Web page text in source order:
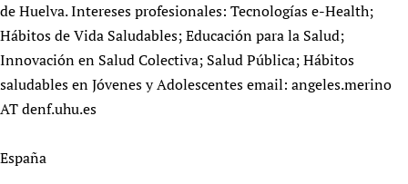
de Huelva. Intereses profesionales: Tecnologías e-Health;
Hábitos de Vida Saludables; Educación para la Salud;
Innovación en Salud Colectiva; Salud Pública; Hábitos
saludables en Jóvenes y Adolescentes email: angeles.merino
AT denf.uhu.es
España